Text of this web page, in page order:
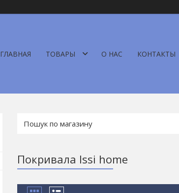
ГЛАВНАЯ ТОВАРЫ О НАС КОНТАКТЫ
Покривала Issi hоme